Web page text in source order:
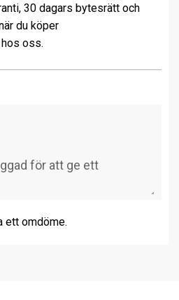
30 dagars bytesrätt och
du köper
oss.
ett omdöme.